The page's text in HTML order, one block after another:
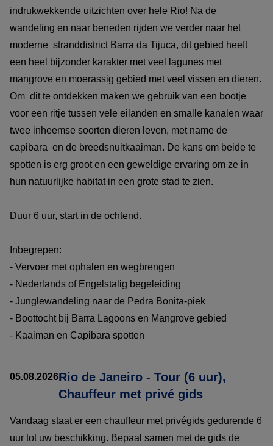
indrukwekkende uitzichten over hele Rio! Na de
wandeling en naar beneden rijden we verder naar het
moderne stranddistrict Barra da Tijuca, dit gebied heeft
een heel bijzonder karakter met veel lagunes met
mangrove en moerassig gebied met veel vissen en dieren.
Om dit te ontdekken maken we gebruik van een bootje
voor een ritje tussen vele eilanden en smalle kanalen waar
twee inheemse soorten dieren leven, met name de
capibara en de breedsnuitkaaiman. De kans om beide te
spotten is erg groot en een geweldige ervaring om ze in
hun natuurlijke habitat in een grote stad te zien.
Duur 6 uur, start in de ochtend.
Inbegrepen:
- Vervoer met ophalen en wegbrengen
- Nederlands of Engelstalig begeleiding
- Junglewandeling naar de Pedra Bonita-piek
- Boottocht bij Barra Lagoons en Mangrove gebied
- Kaaiman en Capibara spotten
05.08.2026Rio de Janeiro - Tour (6 uur),
Chauffeur met privé gids
Vandaag staat er een chauffeur met privégids gedurende 6
uur tot uw beschikking. Bepaal samen met de gids de